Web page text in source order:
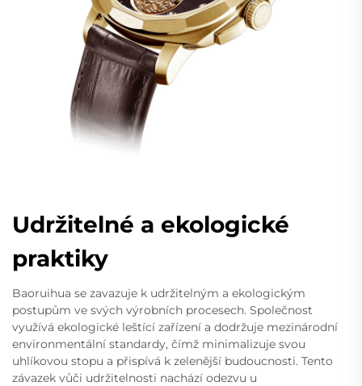
Udržitelné a ekologické
praktiky
Baoruihua se zavazuje k udržitelným a ekologickým
postupům ve svých výrobních procesech. Společnost
využívá ekologické leštící zařízení a dodržuje mezinárodní
environmentální standardy, čímž minimalizuje svou
uhlíkovou stopu a přispívá k zelenější budoucnosti. Tento
závazek vůči udržitelnosti nachází odezvu u